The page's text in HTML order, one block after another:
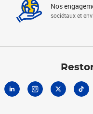
Nos
sociétaux et